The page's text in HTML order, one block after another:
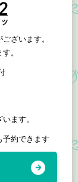
ざいます。
。
ます。
予約できます